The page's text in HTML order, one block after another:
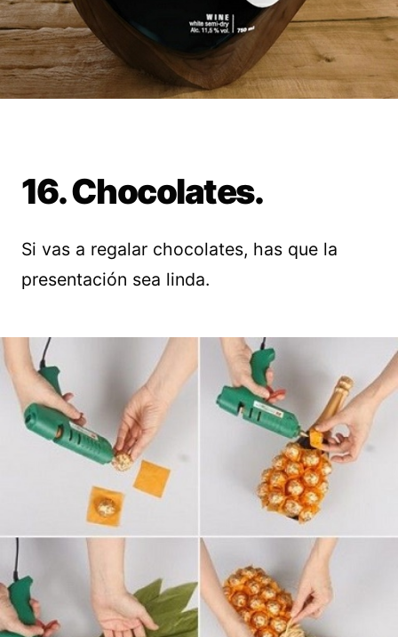
16. Chocolates.
Si vas a regalar chocolates, has que la
presentación sea linda.
Guardar